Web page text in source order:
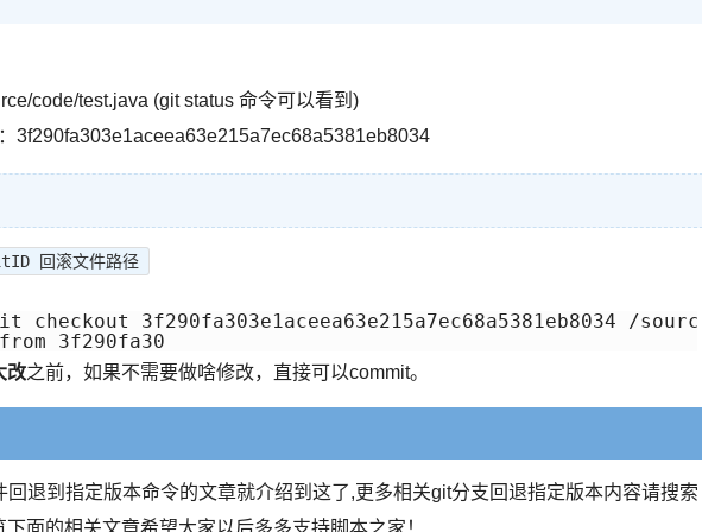
code/test.java (git status 命令可以看到)
3f290fa303e1aceea63e215a7ec68a5381eb8034
回滚文件路径
3f290fa303e1aceea63e215a7ec68a5381eb8034 /
3f290fa30
改之前，如果不需要做啥修改，直接可以commit。
退到指定版本命令的文章就介绍到这了,更多相关git分支回退指定版本内容请搜索
面的相关文章希望大家以后多多支持脚本之家！